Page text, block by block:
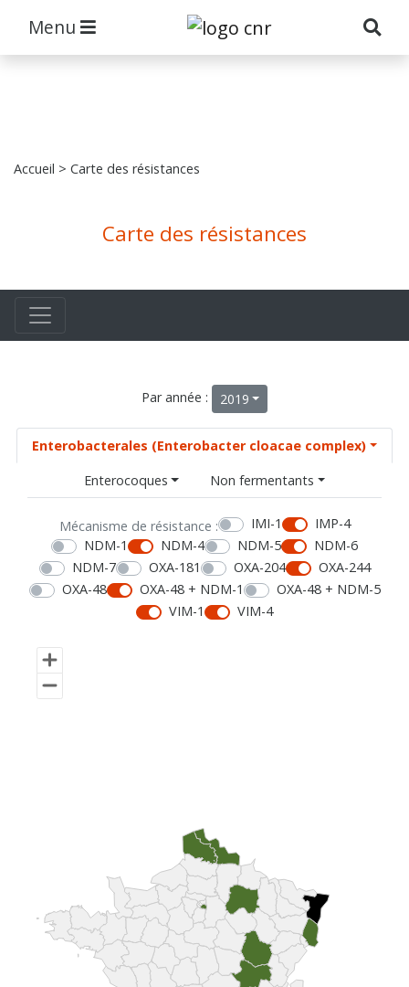
Menu
Accueil > Carte des résistances
Carte des résistances
Par année : 2019
Enterobacterales (Enterobacter cloacae complex)
Enterocoques
Non fermentants
Mécanisme de résistance : IMI-1
IMP-4
NDM-1
NDM-4 NDM-5
NDM-6
NDM-7
OXA-181 OXA-204
OXA-244
OXA-48
OXA-48 + NDM-1
OXA-48 + NDM-5
VIM-1
VIM-4